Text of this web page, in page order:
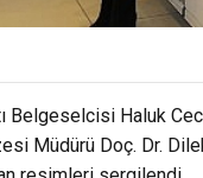
Haluk
Müdürü Doç. Dr.